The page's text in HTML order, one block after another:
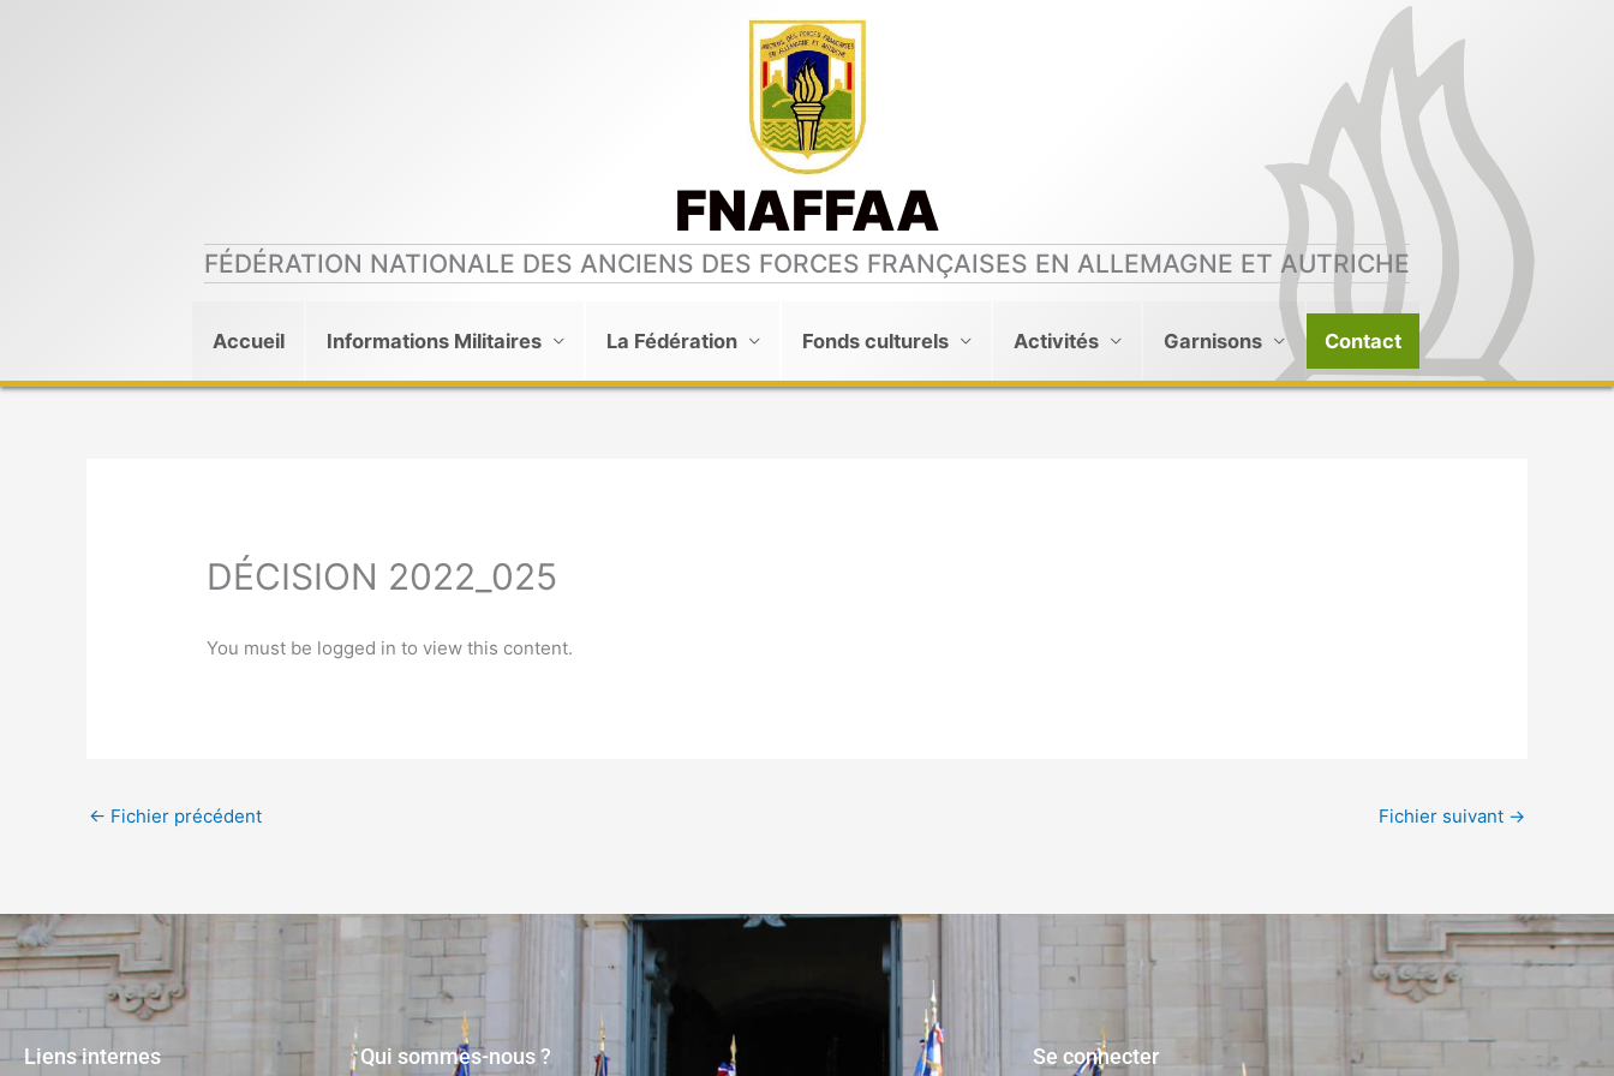
FNAFFAA
FÉDÉRATION NATIONALE DES ANCIENS DES FORCES FRANÇAISES EN ALLEMAGNE ET AUTRICHE
Accueil Informations Militaires La Fédération Fonds culturels Activités Garnisons Contact
DÉCISION 2022_025
You must be logged in to view this content.
← Fichier précédent Fichier suivant →
Liens internes Qui sommes-nous ? Se connecter